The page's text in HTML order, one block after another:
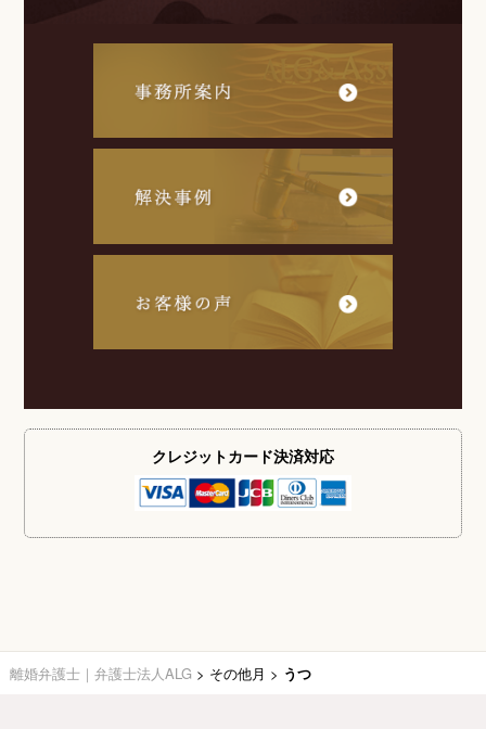
クレジットカード決済対応
離婚弁護士｜弁護士法人ALG > その他月 > うつ